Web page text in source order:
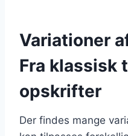
Variationer
Fra klassisk
opskrifter
Der findes mange